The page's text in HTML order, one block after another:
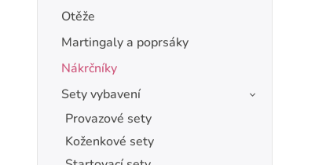
Otěže
Martingaly a poprsáky
Nákrčníky
Sety vybavení
Provazové sety
Koženkové sety